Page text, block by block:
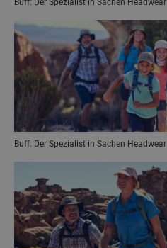
Buff: Der Spezialist in Sachen Headwear